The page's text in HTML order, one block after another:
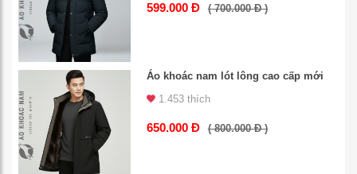
599.000 Đ ( 700.000 Đ )
Áo khoác nam lót lông cao cấp mới
1.453 thích
650.000 Đ ( 800.000 Đ )